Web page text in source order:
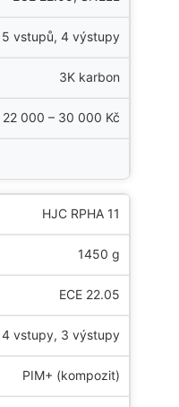
5 vstupů, 4 výstupy
3K karbon
22 000 – 30 000 Kč
HJC RPHA 11
1450 g
ECE 22.05
4 vstupy, 3 výstupy
PIM+ (kompozit)